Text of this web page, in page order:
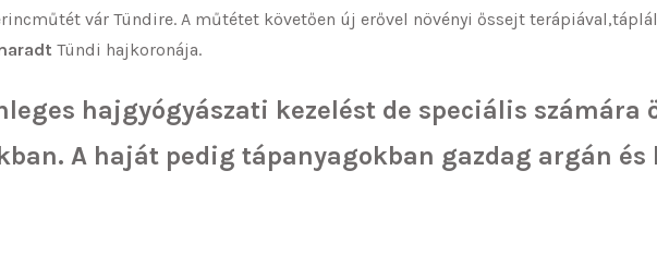
vár Tündire. A műtétet követően új erővel növényi őssejt
Tündi hajkoronája.
hajgyógyászati kezelést de speciális számára
A haját pedig tápanyagokban gazdag argán